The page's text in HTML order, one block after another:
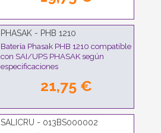
PHASAK - PHB 1210
Batería Phasak PHB 1210 compatible
con SAI/UPS PHASAK según
especificaciones
21,75 €
SALICRU - 013BS000002